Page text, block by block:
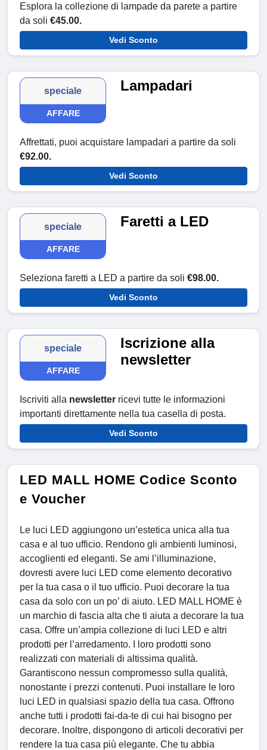
Esplora la collezione di lampade da parete a partire
da soli €45.00.
Vedi Sconto
speciale
AFFARE
Lampadari
Affrettati, puoi acquistare lampadari a partire da soli
€92.00.
Vedi Sconto
speciale
AFFARE
Faretti a LED
Seleziona faretti a LED a partire da soli €98.00.
Vedi Sconto
speciale
AFFARE
Iscrizione alla
newsletter
Iscriviti alla newsletter ricevi tutte le informazioni
importanti direttamente nella tua casella di posta.
Vedi Sconto
LED MALL HOME Codice Sconto
e Voucher
Le luci LED aggiungono un’estetica unica alla tua
casa e al tuo ufficio. Rendono gli ambienti luminosi,
accoglienti ed eleganti. Se ami l’illuminazione,
dovresti avere luci LED come elemento decorativo
per la tua casa o il tuo ufficio. Puoi decorare la tua
casa da solo con un po’ di aiuto. LED MALL HOME è
un marchio di fascia alta che ti aiuta a decorare la tua
casa. Offre un’ampia collezione di luci LED e altri
prodotti per l’arredamento. I loro prodotti sono
realizzati con materiali di altissima qualità.
Garantiscono nessun compromesso sulla qualità,
nonostante i prezzi contenuti. Puoi installare le loro
luci LED in qualsiasi spazio della tua casa. Offrono
anche tutti i prodotti fai-da-te di cui hai bisogno per
decorare. Inoltre, dispongono di articoli decorativi per
rendere la tua casa più elegante. Che tu abbia